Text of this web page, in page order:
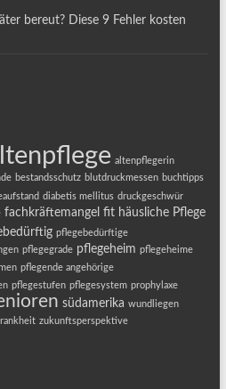
bereut? Diese 9 Fehler kosten
altenpflegerin
bestandsschutz blutdruckmessen buchtipps
diabetis mellitus druckgeschwür
fachkräftemangel fit häusliche Pflege
pflegebedürftige
pflegegrade pflegeheim pflegeheime
pflegende angehörige
pflegestufen pflegesystem prophylaxe
südamerika wundliegen
zukunftsperspektive